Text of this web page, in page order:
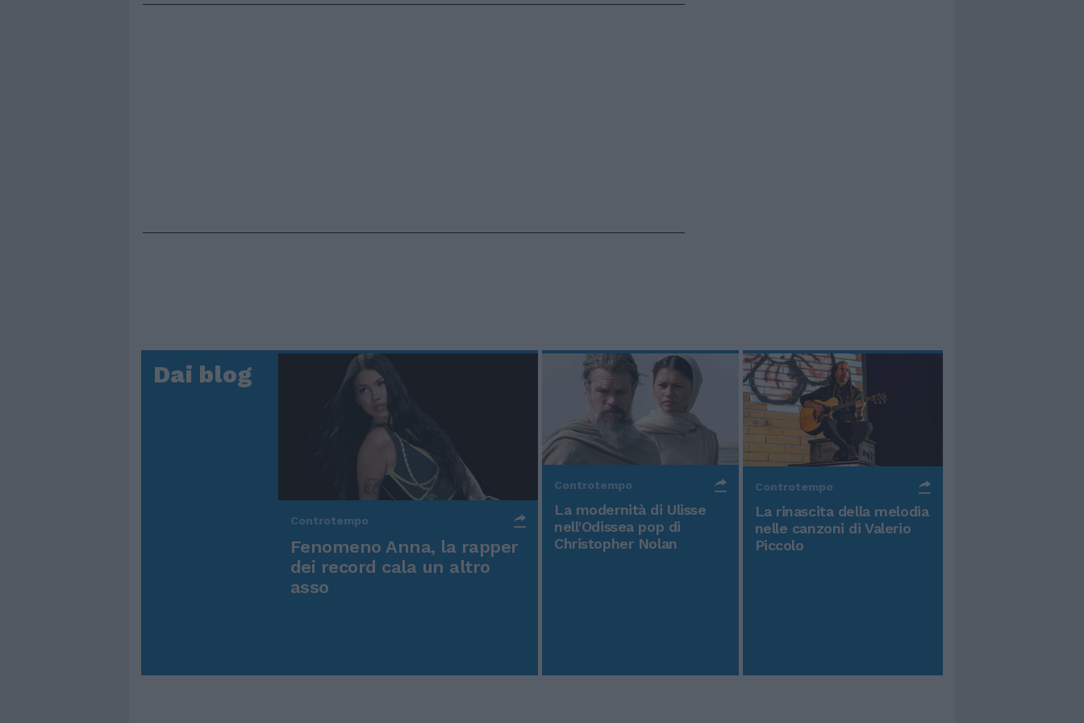
Dai blog
Controtempo
Fenomeno Anna, la rapper
dei record cala un altro
asso
Controtempo
La modernità di Ulisse
nell'Odissea pop di
Christopher Nolan
Controtempo
La rinascita della melodia
nelle canzoni di Valerio
Piccolo